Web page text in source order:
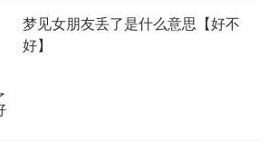
梦见女朋友丢了是什么意思【好不
好】